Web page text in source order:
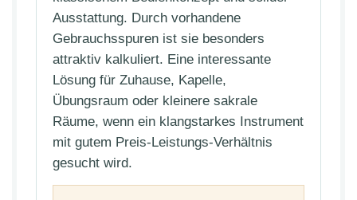
Ausstattung. Durch vorhandene
Gebrauchsspuren ist sie besonders
attraktiv kalkuliert. Eine interessante
Lösung für Zuhause, Kapelle,
Übungsraum oder kleinere sakrale
Räume, wenn ein klangstarkes Instrument
mit gutem Preis-Leistungs-Verhältnis
gesucht wird.